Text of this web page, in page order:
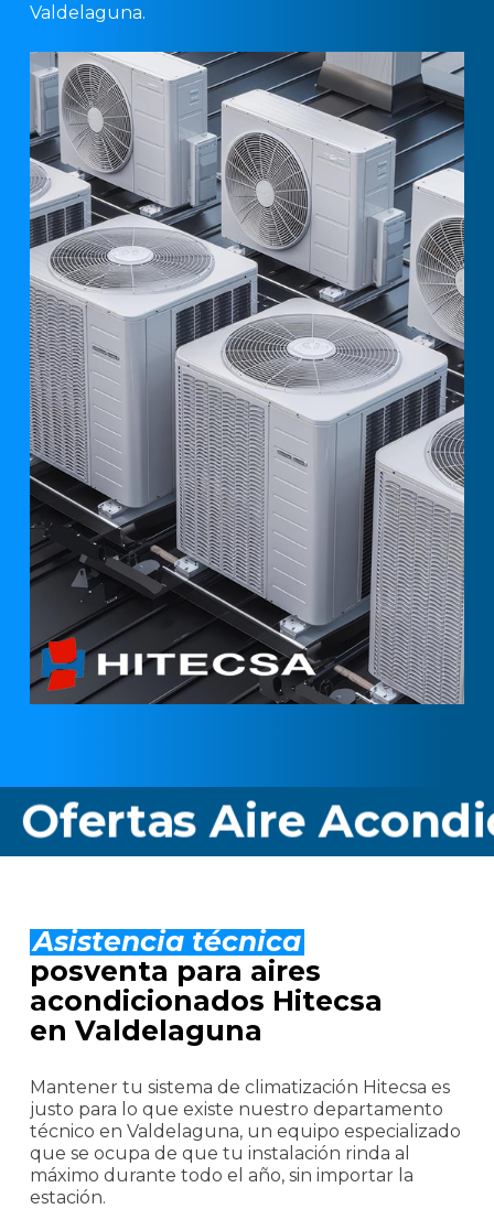
Valdelaguna.
Aire
Asistencia técnica
posventa para aires
acondicionados Hitecsa
en Valdelaguna
Mantener tu sistema de climatización Hitecsa es
justo para lo que existe nuestro departamento
técnico en Valdelaguna, un equipo especializado
que se ocupa de que tu instalación rinda al
máximo durante todo el año, sin importar la
estación.